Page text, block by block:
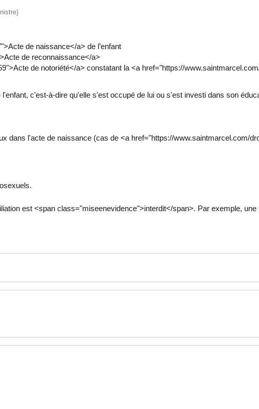
de naissance</a> de l’enfant
de reconnaissance</a>
de notoriété</a> constatant la <a href="https://
c'est-à-dire qu'elle s'est occupé de lui ou s'est investi dans son
dans l'acte de naissance (cas de <a href="https://www.saintmarcel.com/
est <span class="miseenevidence">interdit</span>. Par exemple,